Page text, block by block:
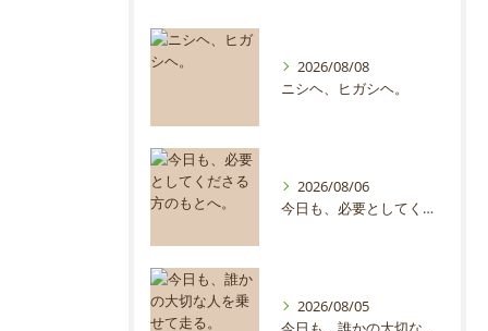
2026/08/08
ニシヘ、ヒガシヘ。
2026/08/06
今日も、必要としてくださる方のもとへ。
2026/08/05